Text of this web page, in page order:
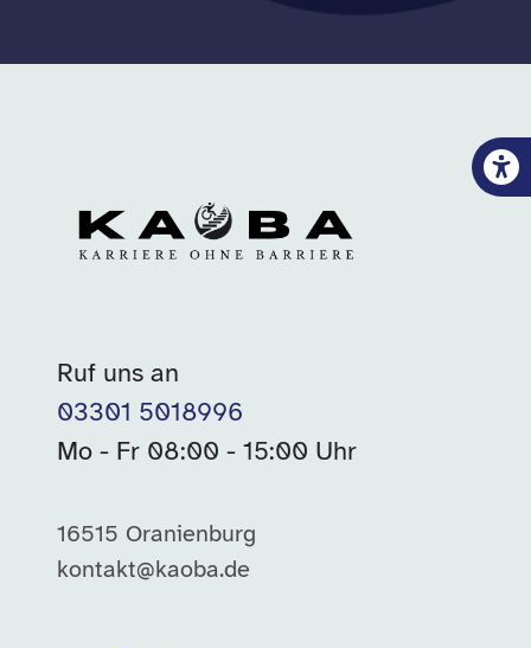
Ruf uns an
03301 5018996
Mo - Fr 08:00 - 15:00 Uhr
16515 Oranienburg
kontakt@kaoba.de